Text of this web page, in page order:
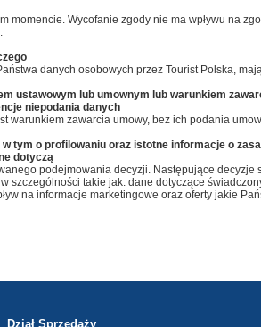
momencie. Wycofanie zgody nie ma wpływu na
danych osobowych przez Tourist Polska,
ustawowym lub umownym lub warunkiem
niepodania danych
warunkiem zawarcia umowy, bez ich podania
tym o profilowaniu oraz istotne informacje o
dotyczą
podejmowania decyzji. Następujące
szczególności takie jak: dane dotyczące
na informacje marketingowe oraz oferty jakie
Dział Sprzedaży